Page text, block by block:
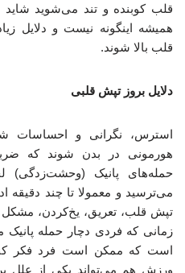
قلب کوبنده و تند می‌شوید شاید
همیشه اینگونه نیست و دلایل
قلب بالا شوند.
دلایل بروز تپش قلبی
استرس، نگرانی و احساسات
هورمونی در بدن شوند که
حمله‌های پانیک (وحشت‌زدگی)
می‌ترسید و معمولا تا چند دقیقه
تپش قلب، تعریق، یخ‌کردن،
زمانی‌ که فردی دچار حمله
است که ممکن است فرد فکر
ورزش‌ هم می‌تواند یکی از علل